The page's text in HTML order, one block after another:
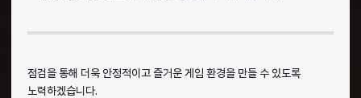
점검을 통해 더욱 안정적이고 즐거운 게임 환경을 만들 수 있도록
노력하겠습니다.